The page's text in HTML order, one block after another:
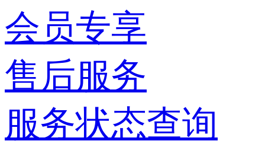
会员专享
售后服务
服务状态查询